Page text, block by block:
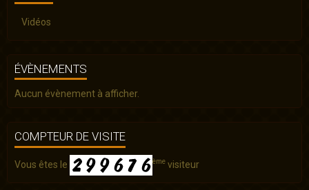
Vidéos
ÉVÈNEMENTS
Aucun évènement à afficher.
COMPTEUR DE VISITE
Vous êtes le ème visiteur